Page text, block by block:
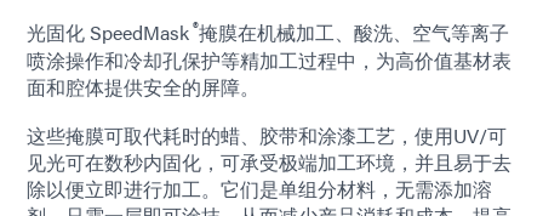
光固化 SpeedMask®掩膜在机械加工、酸洗、空气等离子
喷涂操作和冷却孔保护等精加工过程中，为高价值基材表
面和腔体提供安全的屏障。
这些掩膜可取代耗时的蜡、胶带和涂漆工艺，使用UV/可
见光可在数秒内固化，可承受极端加工环境，并且易于去
除以便立即进行加工。它们是单组分材料，无需添加溶